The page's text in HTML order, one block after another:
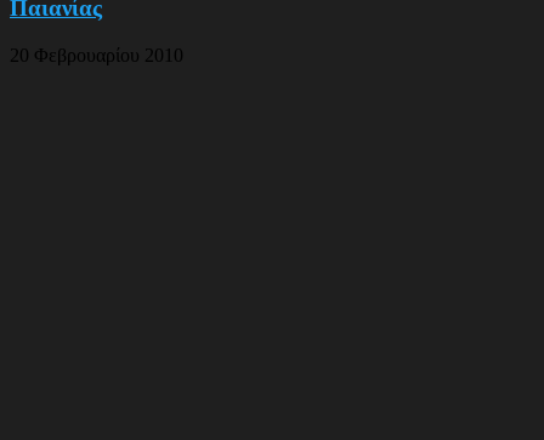
Παιανίας
20 Φεβρουαρίου 2010